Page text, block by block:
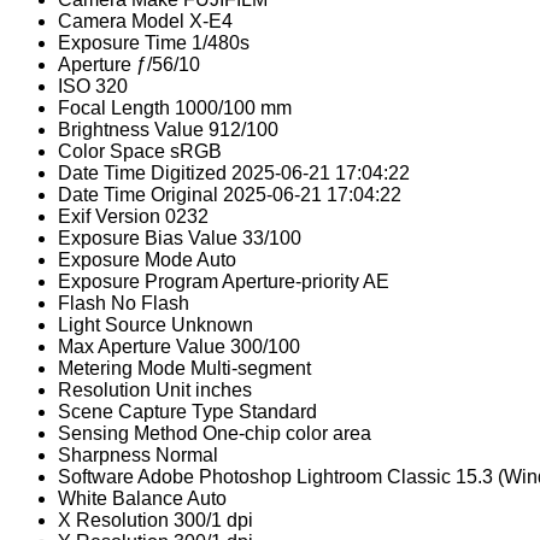
Camera Model X-E4
Exposure Time 1/480s
Aperture ƒ/56/10
ISO 320
Focal Length 1000/100 mm
Brightness Value 912/100
Color Space sRGB
Date Time Digitized 2025-06-21 17:04:22
Date Time Original 2025-06-21 17:04:22
Exif Version 0232
Exposure Bias Value 33/100
Exposure ModeAuto
Exposure ProgramAperture-priority AE
Flash No Flash
Light Source Unknown
Max Aperture Value 300/100
Metering Mode Multi-segment
Resolution Unit inches
Scene Capture Type Standard
Sensing Method One-chip color area
Sharpness Normal
SoftwareAdobe Photoshop Lightroom Classic 15.3
White BalanceAuto
X Resolution 300/1 dpi